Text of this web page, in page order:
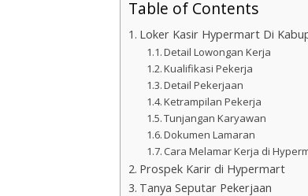
Table of Contents
Loker Kasir Hypermart Di
Detail Lowongan Kerja
Kualifikasi Pekerja
Detail Pekerjaan
Ketrampilan Pekerja
Tunjangan Karyawan
Dokumen Lamaran
Cara Melamar Kerja di
Prospek Karir di Hypermart
Tanya Seputar Pekerjaan